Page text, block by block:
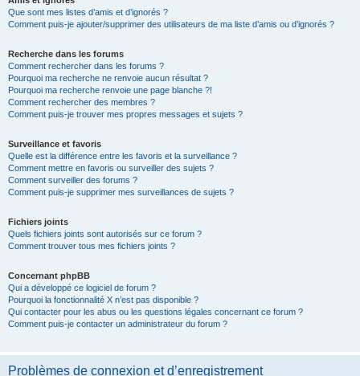
Que sont mes listes d’amis et d’ignorés ?
Comment puis-je ajouter/supprimer des utilisateurs de ma liste d’amis ou d’ignorés ?
Recherche dans les forums
Comment rechercher dans les forums ?
Pourquoi ma recherche ne renvoie aucun résultat ?
Pourquoi ma recherche renvoie une page blanche ?!
Comment rechercher des membres ?
Comment puis-je trouver mes propres messages et sujets ?
Surveillance et favoris
Quelle est la différence entre les favoris et la surveillance ?
Comment mettre en favoris ou surveiller des sujets ?
Comment surveiller des forums ?
Comment puis-je supprimer mes surveillances de sujets ?
Fichiers joints
Quels fichiers joints sont autorisés sur ce forum ?
Comment trouver tous mes fichiers joints ?
Concernant phpBB
Qui a développé ce logiciel de forum ?
Pourquoi la fonctionnalité X n’est pas disponible ?
Qui contacter pour les abus ou les questions légales concernant ce forum ?
Comment puis-je contacter un administrateur du forum ?
Problèmes de connexion et d’enregistrement